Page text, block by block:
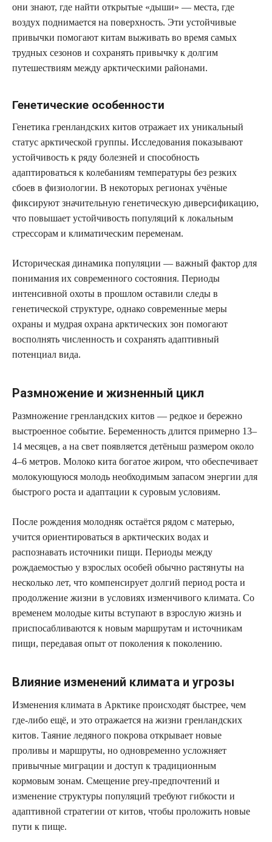
они знают, где найти открытые «дыши» — места, где
воздух поднимается на поверхность. Эти устойчивые
привычки помогают китам выживать во время самых
трудных сезонов и сохранять привычку к долгим
путешествиям между арктическими районами.
Генетические особенности
Генетика гренландских китов отражает их уникальный
статус арктической группы. Исследования показывают
устойчивость к ряду болезней и способность
адаптироваться к колебаниям температуры без резких
сбоев в физиологии. В некоторых регионах учёные
фиксируют значительную генетическую диверсификацию,
что повышает устойчивость популяций к локальным
стрессорам и климатическим переменам.
Историческая динамика популяции — важный фактор для
понимания их современного состояния. Периоды
интенсивной охоты в прошлом оставили следы в
генетической структуре, однако современные меры
охраны и мудрая охрана арктических зон помогают
восполнять численность и сохранять адаптивный
потенциал вида.
Размножение и жизненный цикл
Размножение гренландских китов — редкое и бережно
выстроенное событие. Беременность длится примерно 13–
14 месяцев, а на свет появляется детёныш размером около
4–6 метров. Молоко кита богатое жиром, что обеспечивает
молокующуюся молодь необходимым запасом энергии для
быстрого роста и адаптации к суровым условиям.
После рождения молодняк остаётся рядом с матерью,
учится ориентироваться в арктических водах и
распознавать источники пищи. Периоды между
рождаемостью у взрослых особей обычно растянуты на
несколько лет, что компенсирует долгий период роста и
продолжение жизни в условиях изменчивого климата. Со
временем молодые киты вступают в взрослую жизнь и
приспосабливаются к новым маршрутам и источникам
пищи, передавая опыт от поколения к поколению.
Влияние изменений климата и угрозы
Изменения климата в Арктике происходят быстрее, чем
где-либо ещё, и это отражается на жизни гренландских
китов. Таяние ледяного покрова открывает новые
проливы и маршруты, но одновременно усложняет
привычные миграции и доступ к традиционным
кормовым зонам. Смещение prey-предпочтений и
изменение структуры популяций требуют гибкости и
адаптивной стратегии от китов, чтобы проложить новые
пути к пище.